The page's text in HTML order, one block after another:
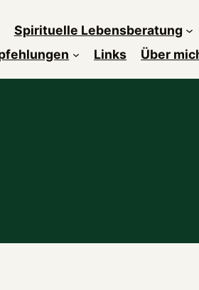
Spirituelle Lebensberatung
Links Über